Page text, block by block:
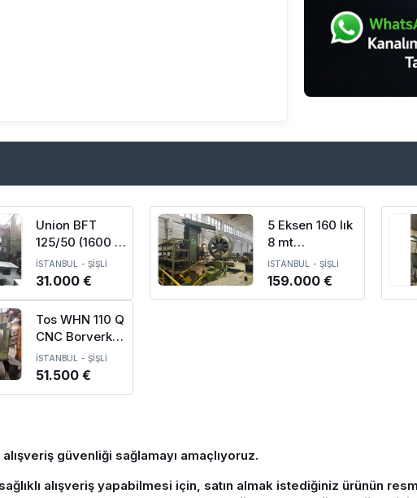
Union BFT
125/50 (1600 x
1600 x 2250)
Borverk
İSTANBUL - ŞİŞLİ
31.000 €
5 Eksen 160 lık
8 mt
Scharmann
Heavycut CNC
İSTANBUL - ŞİŞLİ
159.000 €
Tos WHN 110 Q
CNC Borverk
Tezgahı-1996
İSTANBUL - ŞİŞLİ
51.500 €
güvenliği sağlamayı amaçlıyoruz.
alışveriş yapabilmesi için, satın almak istediğiniz ürünün